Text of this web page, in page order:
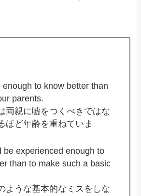
enough to know better than
parents.
両親に嘘をつくべきではな
ほど年齢を重ねていま
be experienced enough to
than to make such a basic
ような基本的なミスをしな